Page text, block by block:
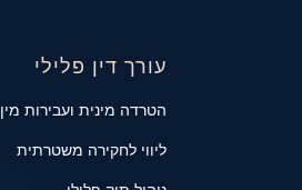
עורך דין פלילי
הטרדה מינית ועבירות מין
ליווי לחקירה משטרתית